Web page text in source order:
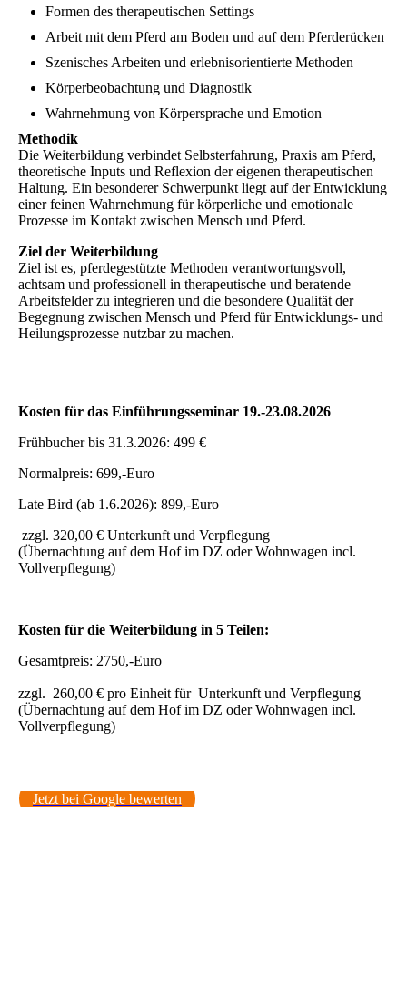
Formen des therapeutischen Settings
Arbeit mit dem Pferd am Boden und auf dem Pferderücken
Szenisches Arbeiten und erlebnisorientierte Methoden
Körperbeobachtung und Diagnostik
Wahrnehmung von Körpersprache und Emotion
Methodik
Die Weiterbildung verbindet Selbsterfahrung, Praxis am Pferd,
theoretische Inputs und Reflexion der eigenen therapeutischen
Haltung. Ein besonderer Schwerpunkt liegt auf der Entwicklung
einer feinen Wahrnehmung für körperliche und emotionale
Prozesse im Kontakt zwischen Mensch und Pferd.
Ziel der Weiterbildung
Ziel ist es, pferdegestützte Methoden verantwortungsvoll,
achtsam und professionell in therapeutische und beratende
Arbeitsfelder zu integrieren und die besondere Qualität der
Begegnung zwischen Mensch und Pferd für Entwicklungs- und
Heilungsprozesse nutzbar zu machen.
Kosten für das Einführungsseminar 19.-23.08.2026
Frühbucher bis 31.3.2026: 499 €
Normalpreis: 699,-Euro
Late Bird (ab 1.6.2026): 899,-Euro
zzgl. 320,00 € Unterkunft und Verpflegung
(Übernachtung auf dem Hof im DZ oder Wohnwagen incl.
Vollverpflegung)
Kosten für die Weiterbildung in 5 Teilen:
Gesamtpreis: 2750,-Euro
zzgl. 260,00 € pro Einheit für Unterkunft und Verpflegung
(Übernachtung auf dem Hof im DZ oder Wohnwagen incl.
Vollverpflegung)
Jetzt bei Google bewerten